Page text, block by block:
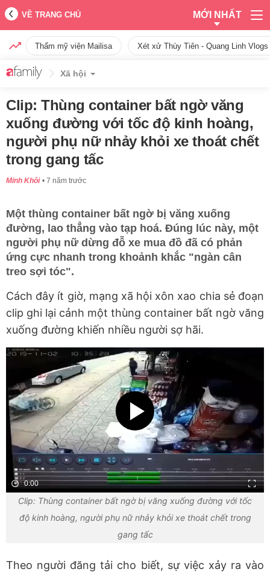
VỀ TRANG CHỦ MỚI NHẤT
Thẩm mỹ viện Mailisa Xét xử Thùy Tiên - Quang Linh
Xã hội
Clip: Thùng container bất ngờ văng
xuống đường với tốc độ kinh hoàng,
người phụ nữ nhảy khỏi xe thoát chết
trong gang tấc
Minh Khôi 7 năm trước
Một thùng container bất ngờ bị văng xuống
đường, lao thẳng vào tạp hoá. Đúng lúc này, một
người phụ nữ dừng đỗ xe mua đồ đã có phản
ứng cực nhanh trong khoảnh khắc "ngàn cân
treo sợi tóc".
Cách đây ít giờ, mạng xã hội xôn xao chia sẻ đoạn
clip ghi lại cảnh một thùng container bất ngờ văng
xuống đường khiến nhiều người sợ hãi.
0:00
Clip: Thùng container bất ngờ bị văng xuống đường với tốc
độ kinh hoàng, người phụ nữ nhảy khỏi xe thoát chết trong
gang tấc
Theo người đăng tải cho biết, sự việc xảy ra vào